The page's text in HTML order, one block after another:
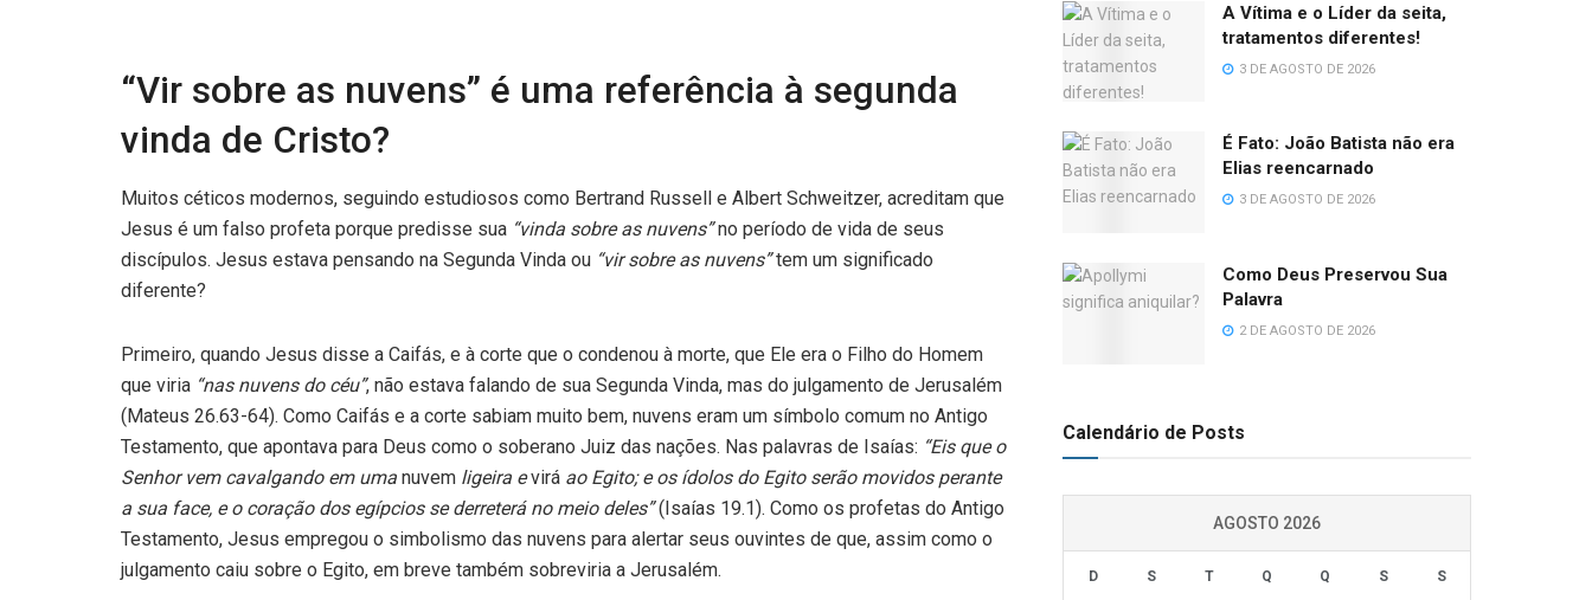
“Vir sobre as nuvens” é uma referência à segunda
vinda de Cristo?
Muitos céticos modernos, seguindo estudiosos como Bertrand Russell e Albert Schweitzer, acreditam que
Jesus é um falso profeta porque predisse sua “vinda sobre as nuvens”no período de vida de seus
discípulos. Jesus estava pensando na Segunda Vinda ou “vir sobre as nuvens”tem um significado
diferente?
Primeiro, quando Jesus disse a Caifás, e à corte que o condenou à morte, que Ele era o Filho do Homem
que viria “nas nuvens do céu”, não estava falando de sua Segunda Vinda, mas do julgamento de Jerusalém
(Mateus 26.63-64). Como Caifás e a corte sabiam muito bem, nuvens eram um símbolo comum no Antigo
Testamento, que apontava para Deus como o soberano Juiz das nações. Nas palavras de Isaías: “Eis que o
Senhor vem cavalgando em uma nuvem ligeira evirá ao Egito; e os ídolos do Egito serão movidos perante
a sua face, e o coração dos egípcios se derreterá no meio deles”(Isaías 19.1). Como os profetas do Antigo
Testamento, Jesus empregou o simbolismo das nuvens para alertar seus ouvintes de que, assim como o
julgamento caiu sobre o Egito, em breve também sobreviria a Jerusalém.
A Vítima e o Líder da seita,
tratamentos diferentes!
3 DE AGOSTO DE 2026
É Fato: João Batista não era
Elias reencarnado
3 DE AGOSTO DE 2026
Como Deus Preservou Sua
Palavra
2 DE AGOSTO DE 2026
Calendário de Posts
AGOSTO 2026
D S T Q Q S S